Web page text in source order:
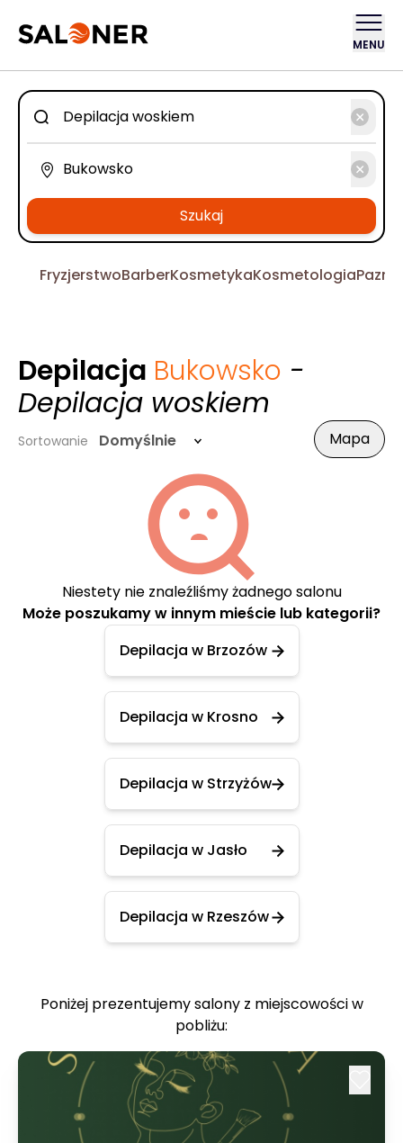
MENU
Szukaj
FryzjerstwoBarberKosmetykaKosmetologia
Depilacja Bukowsko -
Depilacja woskiem
Sortowanie Domyślnie Mapa
Niestety nie znaleźliśmy żadnego salonu
Może poszukamy w innym mieście lub kategorii?
Depilacja w Brzozów
Depilacja w Krosno
Depilacja w Strzyżów
Depilacja w Jasło
Depilacja w Rzeszów
Poniżej prezentujemy salony z miejscowości w
pobliżu: